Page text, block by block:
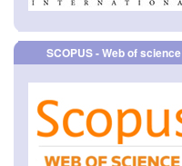
SCOPUS - Web of science